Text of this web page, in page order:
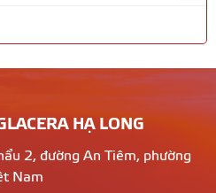
HẠ LONG
2, đường An Tiêm, phường
Nam